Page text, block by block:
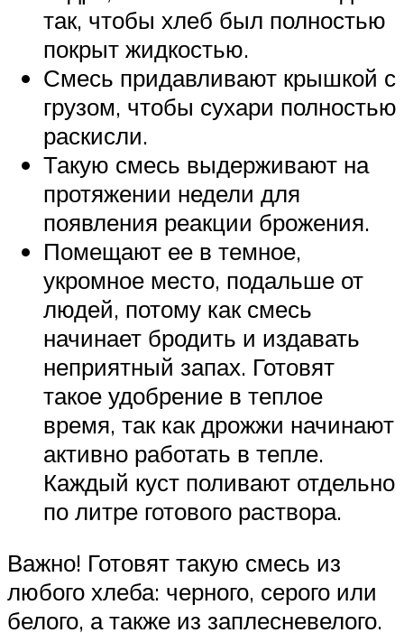
так, чтобы хлеб был полностью
покрыт жидкостью.
Смесь придавливают крышкой с
грузом, чтобы сухари полностью
раскисли.
Такую смесь выдерживают на
протяжении недели для
появления реакции брожения.
Помещают ее в темное,
укромное место, подальше от
людей, потому как смесь
начинает бродить и издавать
неприятный запах. Готовят
такое удобрение в теплое
время, так как дрожжи начинают
активно работать в тепле.
Каждый куст поливают отдельно
по литре готового раствора.
Важно! Готовят такую смесь из
любого хлеба: черного, серого или
белого, а также из заплесневелого.